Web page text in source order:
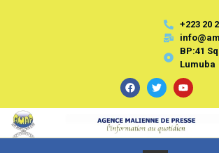
+223 20
BP:41
Lumuba